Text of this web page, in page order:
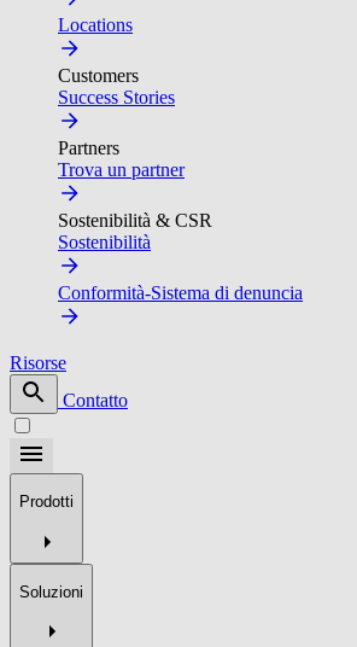
Locations
Customers
Success Stories
Partners
Trova un partner
Sostenibilità & CSR
Sostenibilità
Conformità-Sistema di denuncia
Risorse
Contatto
Prodotti
Soluzioni